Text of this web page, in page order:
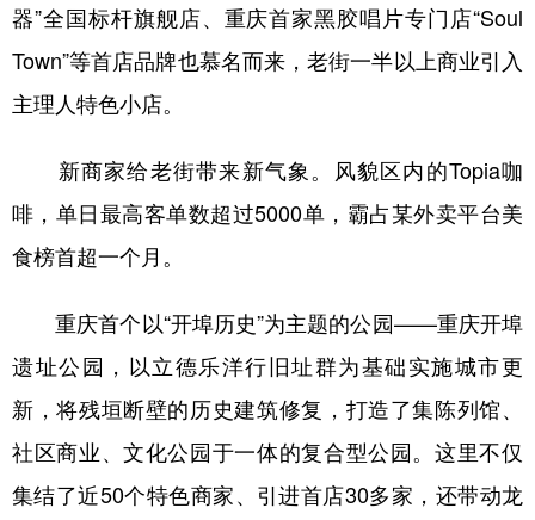
器”全国标杆旗舰店、重庆首家黑胶唱片专门店“Soul
Town”等首店品牌也慕名而来，老街一半以上商业引入
主理人特色小店。
新商家给老街带来新气象。风貌区内的Topia咖
啡，单日最高客单数超过5000单，霸占某外卖平台美
食榜首超一个月。
重庆首个以“开埠历史”为主题的公园——重庆开埠
遗址公园，以立德乐洋行旧址群为基础实施城市更
新，将残垣断壁的历史建筑修复，打造了集陈列馆、
社区商业、文化公园于一体的复合型公园。这里不仅
集结了近50个特色商家、引进首店30多家，还带动龙